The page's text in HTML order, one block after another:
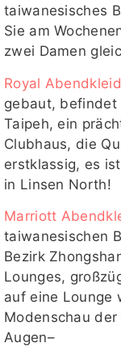
taiwanesisches
Sie am
zwei Damen
Royal
gebaut, befindet
Taipeh, ein
Clubhaus, die
erstklassig, es
in Linsen North!
Marriott
taiwanesischen
Bezirk
Lounges,
auf eine Lounge
Modenschau
Augen–